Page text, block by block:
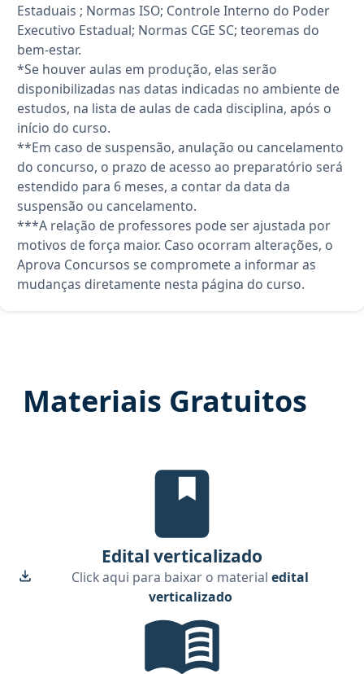
Estaduais ; Normas ISO; Controle Interno do Poder
Executivo Estadual; Normas CGE SC; teoremas do
bem-estar.
*Se houver aulas em produção, elas serão
disponibilizadas nas datas indicadas no ambiente de
estudos, na lista de aulas de cada disciplina, após o
início do curso.
**Em caso de suspensão, anulação ou cancelamento
do concurso, o prazo de acesso ao preparatório será
estendido para 6 meses, a contar da data da
suspensão ou cancelamento.
***A relação de professores pode ser ajustada por
motivos de força maior. Caso ocorram alterações, o
Aprova Concursos se compromete a informar as
mudanças diretamente nesta página do curso.
Materiais Gratuitos
Edital Verticalizado, material
Edital verticalizado
Click aqui para baixar o materialedital
verticalizado